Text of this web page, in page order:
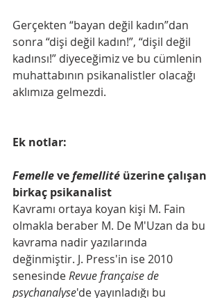
Gerçekten “bayan değil kadın”dan
sonra “dişi değil kadın!”, “dişil değil
kadınsı!” diyeceğimiz ve bu cümlenin
muhattabının psikanalistler olacağı
aklımıza gelmezdi.
Ek notlar:
Femelle ve femellité üzerine çalışan
birkaç psikanalist
Kavramı ortaya koyan kişi M. Fain
olmakla beraber M. De M'Uzan da bu
kavrama nadir yazılarında
değinmiştir. J. Press'in ise 2010
senesinde Revue française de
psychanalyse'de yayınladığı bu